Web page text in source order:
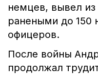
немцев, вывел
ранеными до 150
офицеров.
После войны
продолжал